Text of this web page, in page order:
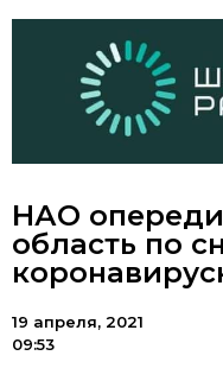
НАО
область по
19 апреля, 2021
09:53